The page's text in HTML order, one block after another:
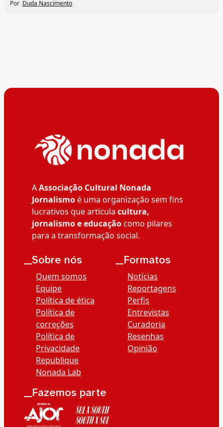
Por Duda Nascimento
AAssociação Cultural Nonada
Jornalismoé uma organização sem fins
lucrativos que articula cultura,
jornalismo e educaçãocomo pilares
para a transformação social.
__Sobre nós
Quem somos
Equipe
Política de ética
Política de
correções
Política de
Privacidade
Republique
Nonada Lab
__Formatos
Notícias
Reportagens
Perfis
Entrevistas
Curadoria
Resenhas
Opinião
__Fazemos parte